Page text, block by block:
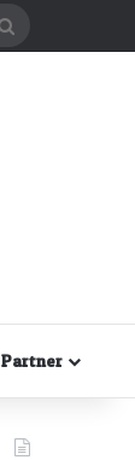
Partner